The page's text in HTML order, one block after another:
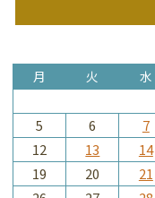
月 火 水
5
6 7
12
13 14
19
20 21